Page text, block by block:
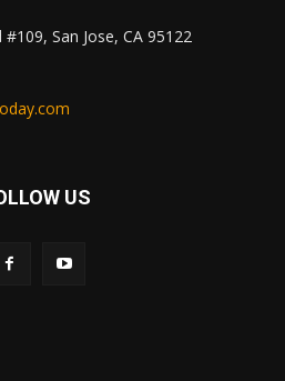
San Jose, CA 95122
US